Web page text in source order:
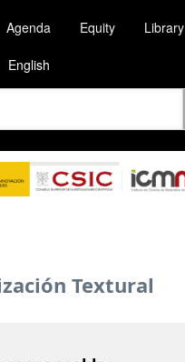
Agenda Equity Library
English
Textural